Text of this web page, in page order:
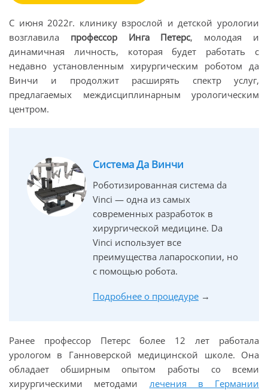
С июня 2022г. клинику взрослой и детской урологии
возглавила профессор Инга Петерс, молодая и
динамичная личность, которая будет работать с
недавно установленным хирургическим роботом да
Винчи и продолжит расширять спектр услуг,
предлагаемых междисциплинарным урологическим
центром.
Система Да Винчи
Роботизированная система da
Vinci — одна из самых
современных разработок в
хирургической медицине. Da
Vinci использует все
преимущества лапароскопии, но
с помощью робота.
Подробнее о процедуре →
Ранее профессор Петерс более 12 лет работала
урологом в Ганноверской медицинской школе. Она
обладает обширным опытом работы со всеми
хирургическими методами лечения в Германии